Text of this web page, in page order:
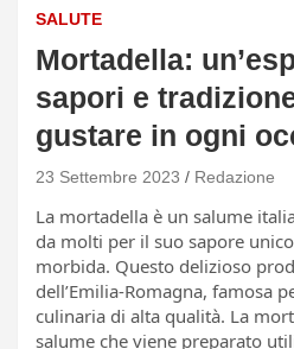
SALUTE
Mortadella:
sapori e
gustare in ogni
23 Settembre 2023 Redazione
La mortadella è un salume
da molti per il suo sapore
morbida. Questo delizioso
dell’Emilia-Romagna, famosa
culinaria di alta qualità. La
salume che viene preparato